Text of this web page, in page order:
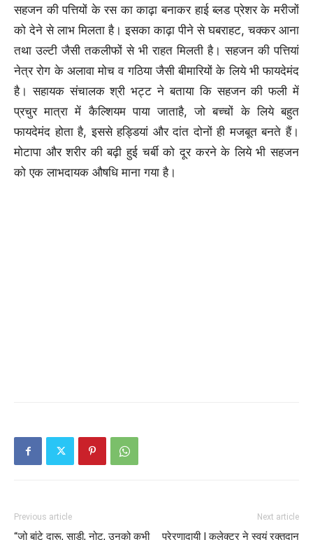
सहजन की पत्तियों के रस का काढ़ा बनाकर हाई ब्लड प्रेशर के मरीजों
को देने से लाभ मिलता है। इसका काढ़ा पीने से घबराहट, चक्कर आना
तथा उल्टी जैसी तकलीफों से भी राहत मिलती है। सहजन की पत्तियां
नेत्र रोग के अलावा मोच व गठिया जैसी बीमारियों के लिये भी फायदेमंद
है। सहायक संचालक श्री भट्ट ने बताया कि सहजन की फली में
प्रचुर मात्रा में कैल्शियम पाया जाताहै, जो बच्चों के लिये बहुत
फायदेमंद होता है, इससे हड्डियां और दांत दोनों ही मजबूत बनते हैं।
मोटापा और शरीर की बढ़ी हुई चर्बी को दूर करने के लिये भी सहजन
को एक लाभदायक औषधि माना गया है।
Previous article
“जो बांटे दारू, साड़ी, नोट, उनको कभी
Next article
प्रेरणादायी | कलेक्टर ने स्वयं रक्तदान